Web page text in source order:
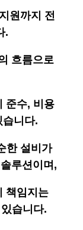
원까지 전
.
흐름으로
준수, 비용
니다.
한 설비가
루션이며,
책임지는
습니다.